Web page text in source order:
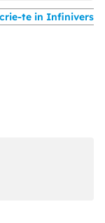
te in Infinivers